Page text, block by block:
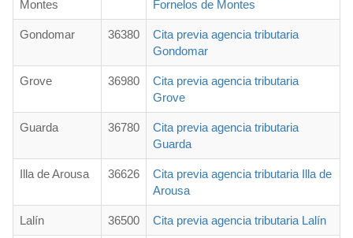
Montes
Fornelos de Montes
Gondomar 36380
Cita previa agencia tributaria
Gondomar
Grove 36980
Cita previa agencia tributaria
Grove
Guarda 36780
Cita previa agencia tributaria
Guarda
Illa de Arousa 36626
Cita previa agencia tributaria Illa de
Arousa
Lalín 36500 Cita previa agencia tributaria Lalín